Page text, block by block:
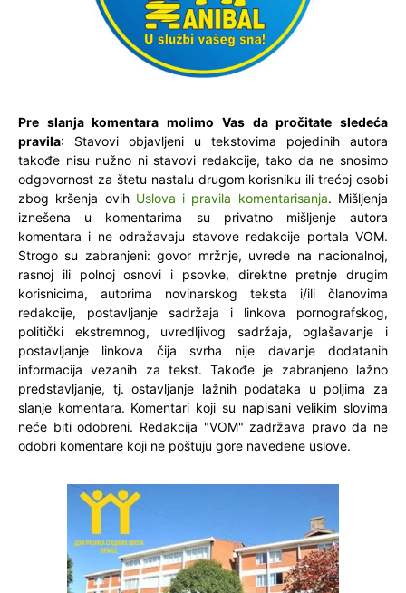
Pre slanja komentara molimo Vas da pročitate sledeća
pravila: Stavovi objavljeni u tekstovima pojedinih autora
takođe nisu nužno ni stavovi redakcije, tako da ne snosimo
odgovornost za štetu nastalu drugom korisniku ili trećoj osobi
zbog kršenja ovih Uslova i pravila komentarisanja. Mišljenja
iznešena u komentarima su privatno mišljenje autora
komentara i ne odražavaju stavove redakcije portala VOM.
Strogo su zabranjeni: govor mržnje, uvrede na nacionalnoj,
rasnoj ili polnoj osnovi i psovke, direktne pretnje drugim
korisnicima, autorima novinarskog teksta i/ili članovima
redakcije, postavljanje sadržaja i linkova pornografskog,
politički ekstremnog, uvredljivog sadržaja, oglašavanje i
postavljanje linkova čija svrha nije davanje dodatanih
informacija vezanih za tekst. Takođe je zabranjeno lažno
predstavljanje, tj. ostavljanje lažnih podataka u poljima za
slanje komentara. Komentari koji su napisani velikim slovima
neće biti odobreni. Redakcija "VOM" zadržava pravo da ne
odobri komentare koji ne poštuju gore navedene uslove.